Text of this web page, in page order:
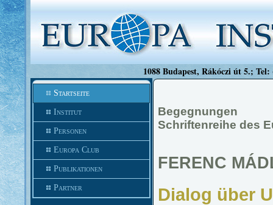
1088 Budapest, Rákóczi út 5.;
Startseite
Institut
Personen
Europa Club
Publikationen
Partner
Begegnungen
Schriftenreihe des
FERENC
Dialog über